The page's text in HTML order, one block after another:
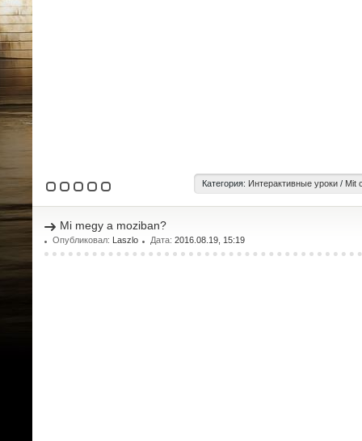
Категория: Интерактивные уроки / Mit
Mi megy a moziban?
Опубликовал: Laszlo Дата: 2016.08.19, 15:19